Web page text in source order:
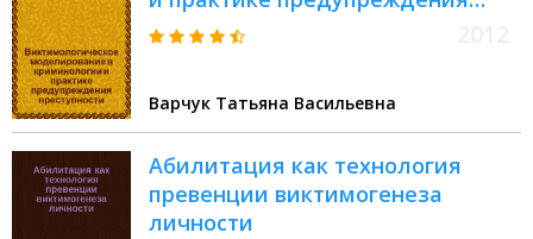
преступности : монография :
криминология; уголовно-
исполнительное право"
Варчук Татьяна Васильевна
Абилитация как технология
превенции виктимогенеза
личности